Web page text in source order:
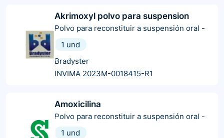
Akrimoxyl polvo para suspension
Polvo para reconstituir a suspensión oral -
1 und
Bradyster
INVIMA 2023M-0018415-R1
Amoxicilina
Polvo para reconstituir a suspensión oral -
1 und